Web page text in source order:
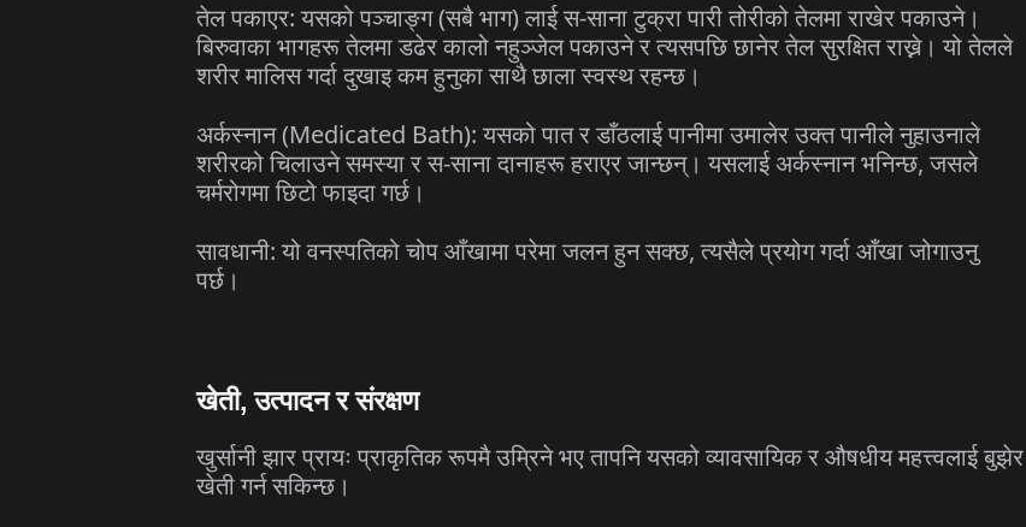
तेल पकाएर: यसको पञ्चाङ्ग (सबै भाग) लाई स-साना टुक्रा पारी तोरीको तेलमा राखेर पकाउने।
बिरुवाका भागहरू तेलमा डढेर कालो नहुञ्जेल पकाउने र त्यसपछि छानेर तेल सुरक्षित राख्ने। यो तेलले
शरीर मालिस गर्दा दुखाइ कम हुनुका साथै छाला स्वस्थ रहन्छ।
अर्कस्नान (Medicated Bath): यसको पात र डाँठलाई पानीमा उमालेर उक्त पानीले नुहाउनाले
शरीरको चिलाउने समस्या र स-साना दानाहरू हराएर जान्छन्। यसलाई अर्कस्नान भनिन्छ, जसले
चर्मरोगमा छिटो फाइदा गर्छ।
सावधानी: यो वनस्पतिको चोप आँखामा परेमा जलन हुन सक्छ, त्यसैले प्रयोग गर्दा आँखा जोगाउनु
पर्छ।
खेती, उत्पादन र संरक्षण
खुर्सानी झार प्रायः प्राकृतिक रूपमै उम्रिने भए तापनि यसको व्यावसायिक र औषधीय महत्त्वलाई बुझेर
खेती गर्न सकिन्छ।